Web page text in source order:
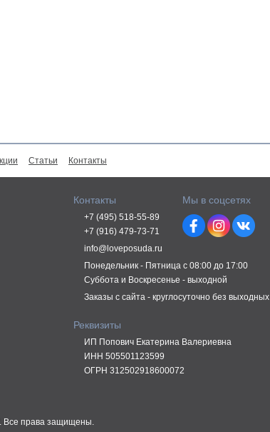
Статьи Контакты
Контакты
+7 (495) 518-55-89
+7 (916) 479-73-71
info@loveposuda.ru
Понедельник - Пятница с 08:00 до 17:00
Суббота и Воскресенье - выходной
Заказы с сайта - круглосуточно без выходных
Реквизиты
ИП Попович Екатерина Валериевна
ИНН 505501123599
ОГРН 312502918600072
Мы в соцсетях
Все права защищены.